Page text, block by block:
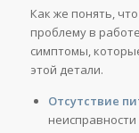
Как же понять,
проблему в
симптомы,
этой детали.
Отсутствие
неисправности